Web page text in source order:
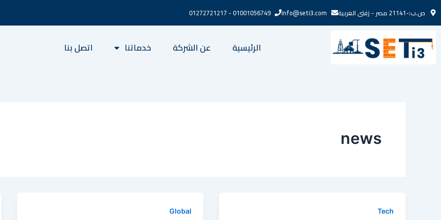
إلى
ص.ب:-21141 مصر - زفتى الغربية info@seti3.com
01001056749 - 01272721217
الرئيسية عن الشركة خدماتنا اتصل بنا
news
Tech
Global